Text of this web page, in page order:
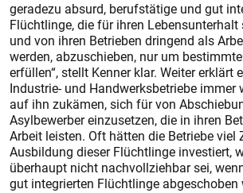
geradezu absurd, berufstätige und gut
Flüchtlinge, die für ihren
und von ihren Betrieben dringend als
werden, abzuschieben, nur um
erfüllen“, stellt Kenner klar. Weiter erklärt
Industrie- und Handwerksbetriebe immer
auf ihn zukämen, sich für von
Asylbewerber einzusetzen, die in ihren
Arbeit leisten. Oft hätten die Betriebe viel
Ausbildung dieser Flüchtlinge investiert,
überhaupt nicht nachvollziehbar sei,
gut integrierten Flüchtlinge abgeschoben